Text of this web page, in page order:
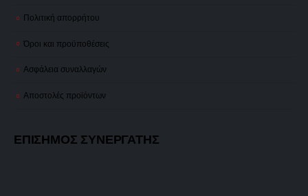
Πολιτική απορρήτου
Όροι και προϋποθέσεις
Ασφάλεια συναλλαγών
Αποστολές προϊόντων
ΕΠΙΣΗΜΟΣ ΣΥΝΕΡΓΑΤΗΣ